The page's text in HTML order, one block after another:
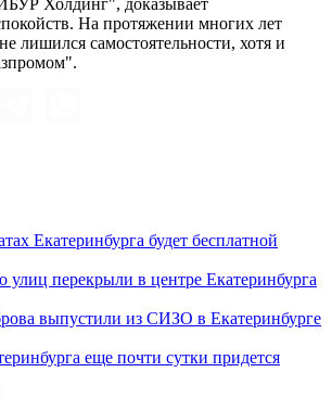
Холдинг", доказывает
На протяжении многих лет
самостоятельности, хотя и
Екатеринбурга будет бесплатной
улиц перекрыли в центре Екатеринбурга
выпустили из СИЗО в Екатеринбурге
еще почти сутки придется